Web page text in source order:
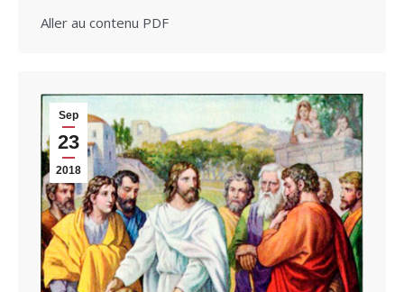
Aller au contenu PDF
Sep
23
2018